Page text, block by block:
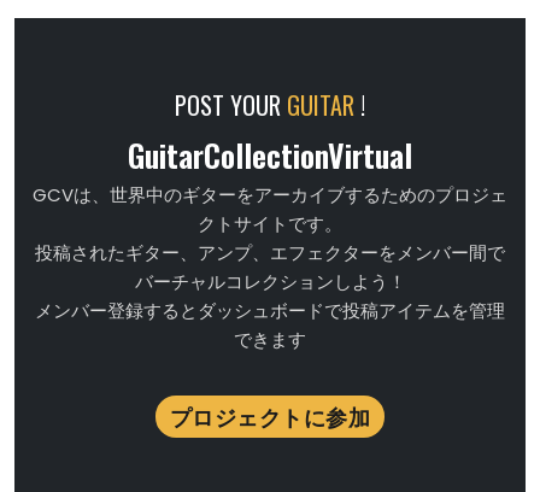
POST YOUR GUITAR !
GuitarCollectionVirtual
GCVは、世界中のギターをアーカイブするためのプロジェ
クトサイトです。
投稿されたギター、アンプ、エフェクターをメンバー間で
バーチャルコレクションしよう！
メンバー登録するとダッシュボードで投稿アイテムを管理
できます
プロジェクトに参加